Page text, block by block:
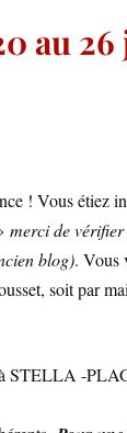
au
! Vous étiez
merci de vérifier
blog). Vous
soit par
STELLA -